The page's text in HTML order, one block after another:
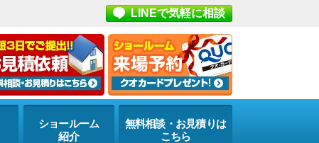
LINEで気軽に相談
ショールーム
紹介
無料相談・お見積りは
こちら